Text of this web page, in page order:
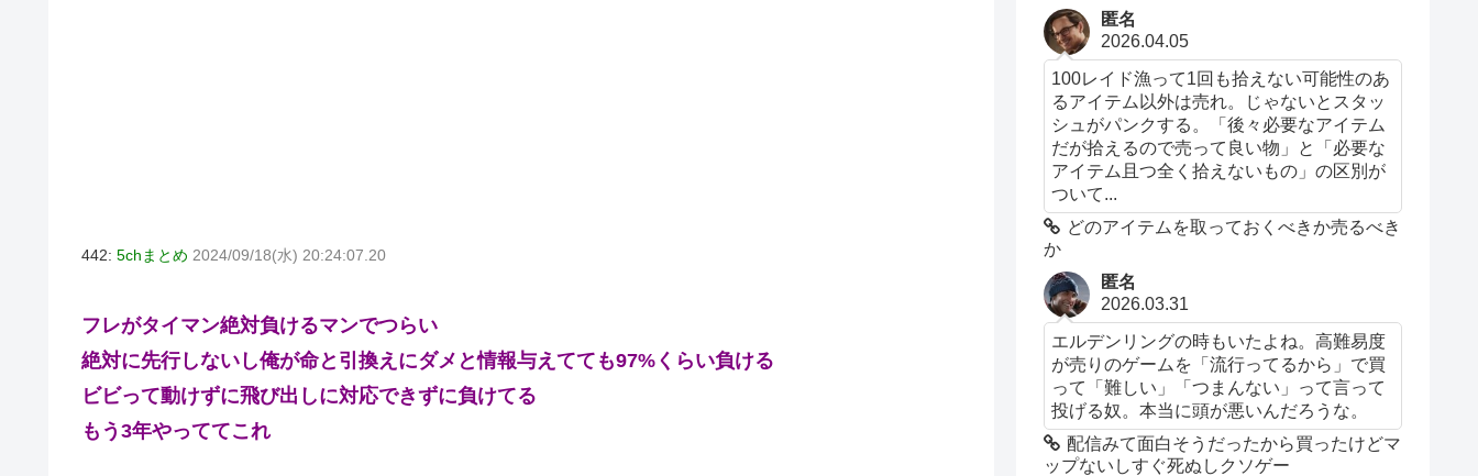
442: 5chまとめ 2024/09/18(水) 20:24:07.20
フレがタイマン絶対負けるマンでつらい
絶対に先行しないし俺が命と引換えにダメと情報与えてても97%くらい負ける
ビビって動けずに飛び出しに対応できずに負けてる
もう3年やっててこれ
匿名
2026.04.05
100レイド漁って1回も拾えない可能性のあ
るアイテム以外は売れ。じゃないとスタッ
シュがパンクする。「後々必要なアイテム
だが拾えるので売って良い物」と「必要な
アイテム且つ全く拾えないもの」の区別が
ついて...
どのアイテムを取っておくべきか売るべき
か
匿名
2026.03.31
エルデンリングの時もいたよね。高難易度
が売りのゲームを「流行ってるから」で買
って「難しい」「つまんない」って言って
投げる奴。本当に頭が悪いんだろうな。
配信みて面白そうだったから買ったけどマ
ップないしすぐ死ぬしクソゲー